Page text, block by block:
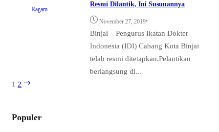
Ragam
Resmi Dilantik, Ini Susunannya
November 27, 2019•
Binjai – Pengurus Ikatan Dokter
Indonesia (IDI) Cabang Kota Binjai
telah resmi ditetapkan.Pelantikan
berlangsung di...
1 2
Populer